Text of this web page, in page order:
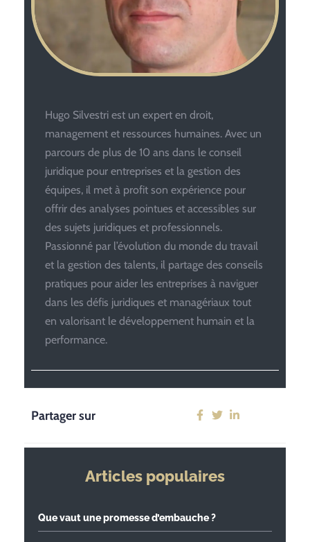
Hugo Silvestri est un expert en droit,
management et ressources humaines. Avec un
parcours de plus de 10 ans dans le conseil
juridique pour entreprises et la gestion des
équipes, il met à profit son expérience pour
offrir des analyses pointues et accessibles sur
des sujets juridiques et professionnels.
Passionné par l’évolution du monde du travail
et la gestion des talents, il partage des conseils
pratiques pour aider les entreprises à naviguer
dans les défis juridiques et managériaux tout
en valorisant le développement humain et la
performance.
Partager sur
Articles populaires
Que vaut une promesse d’embauche ?